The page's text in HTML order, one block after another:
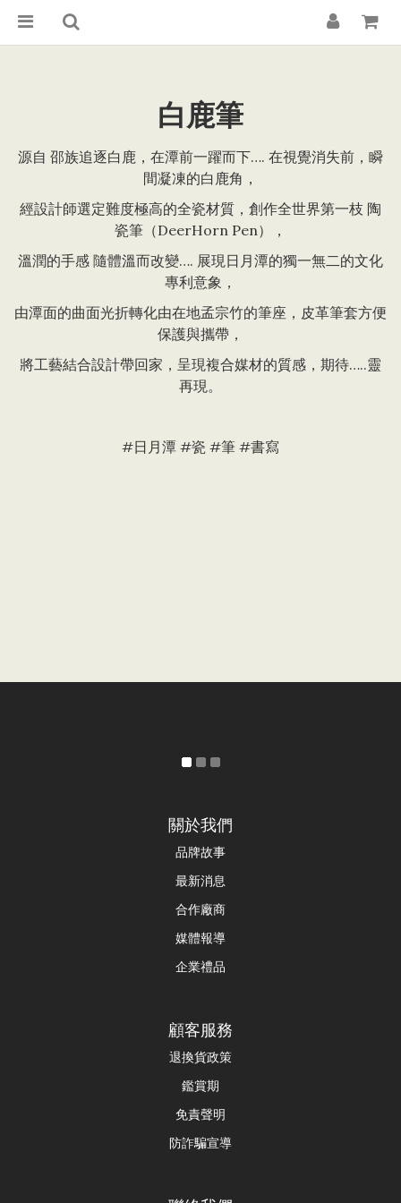
白鹿筆
源自 邵族追逐白鹿，在潭前一躍而下…. 在視覺消失前，瞬
間凝凍的白鹿角，
經設計師選定難度極高的全瓷材質，創作全世界第一枝 陶
瓷筆（DeerHorn Pen），
溫潤的手感 隨體溫而改變…. 展現日月潭的獨一無二的文化
專利意象，
由潭面的曲面光折轉化由在地孟宗竹的筆座，皮革筆套方便
保護與攜帶，
將工藝結合設計帶回家，呈現複合媒材的質感，期待…..靈
再現。
#日月潭 #瓷 #筆 #書寫
關於我們
品牌故事
最新消息
合作廠商
媒體報導
企業禮品
顧客服務
退換貨政策
鑑賞期
免責聲明
防詐騙宣導